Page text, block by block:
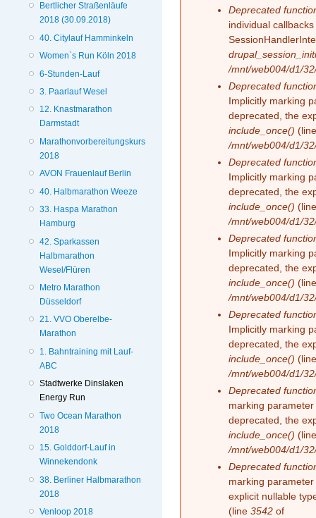
Bertlicher Straßenläufe
2018 (30.09.2018)
40. Citylauf Hamminkeln
Women`s Run Köln 2018
6-Stunden-Lauf
3. Paarlauf Wesel
12. Knastmarathon
Darmstadt
Marathonvorbereitungskurs
2018
AVON Frauenlauf Berlin
40. Halbmarathon Weeze
33. Haspa Marathon
Hamburg
42. Sparkassen
Halbmarathon
Wesel/Flüren
Metro Marathon
Düsseldorf
21. VVO Oberelbe-
Marathon
1. Bahntraining mit Lauf-
ABC
Stadtwerke Dinslaken
Energy Run
Two Ocean Marathon
2018
15. Golddorf-Lauf in
Winnekendonk
38. Berliner Halbmarathon
2018
Venloop 2018
Deprecated
individual
/mnt/web004/d1/
Deprecated
Implicitly marking
deprecated, the
include_once()
/mnt/web004/d1/
Deprecated
Implicitly marking
deprecated, the
include_once()
/mnt/web004/d1/
Deprecated
Implicitly marking
deprecated, the
include_once()
/mnt/web004/d1/
Deprecated
Implicitly marking
deprecated, the
include_once()
/mnt/web004/d1/
Deprecated
marking
deprecated, the
include_once()
/mnt/web004/d1/
Deprecated
marking
explicit nullable
(line3542 of